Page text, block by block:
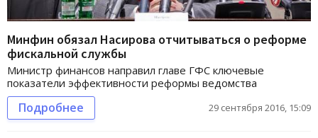
Минфин обязал Насирова отчитываться о реформе
фискальной службы
Министр финансов направил главе ГФС ключевые
показатели эффективности реформы ведомства
Подробнее 29 сентября 2016, 15:09